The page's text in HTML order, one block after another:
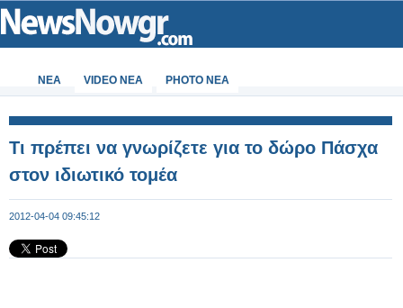
ΝΕΑ VIDEO NEA PHOTO NEA
Τι πρέπει να γνωρίζετε για το δώρο Πάσχα
στον ιδιωτικό τομέα
2012-04-04 09:45:12